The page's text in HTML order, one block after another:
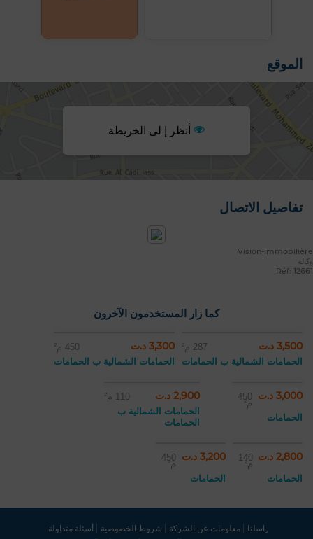
الموقع
أنظر إ لى الخريطة
تفاصيل الاتصال
Vision-immobilière
وكالة
Réf: 12661
كما زار المستخدمون الآخرون
3,500 د.ت 287 م²
الحمامات الشمالية ب الحمامات
3,300 د.ت 450 م²
الحمامات الشمالية ب الحمامات
3,000 د.ت 450
م²
الحمامات
2,900 د.ت 110 م²
الحمامات الشمالية ب
الحمامات
2,800 د.ت 140
م²
الحمامات
3,200 د.ت 450
م²
الحمامات
راسلنا معلومات عن الشركة شروط الخصوصية أسئلة متداولة